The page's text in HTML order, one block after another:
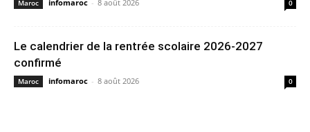
Maroc infomaroc - 8 août 2026 0
Le calendrier de la rentrée scolaire 2026-2027
confirmé
Maroc infomaroc - 8 août 2026 0